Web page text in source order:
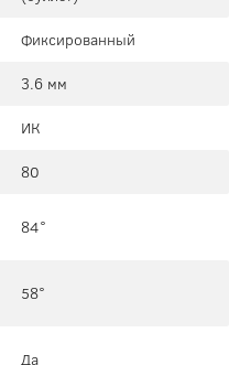
Фиксированный
3.6 мм
ИК
80
84°
58°
Да